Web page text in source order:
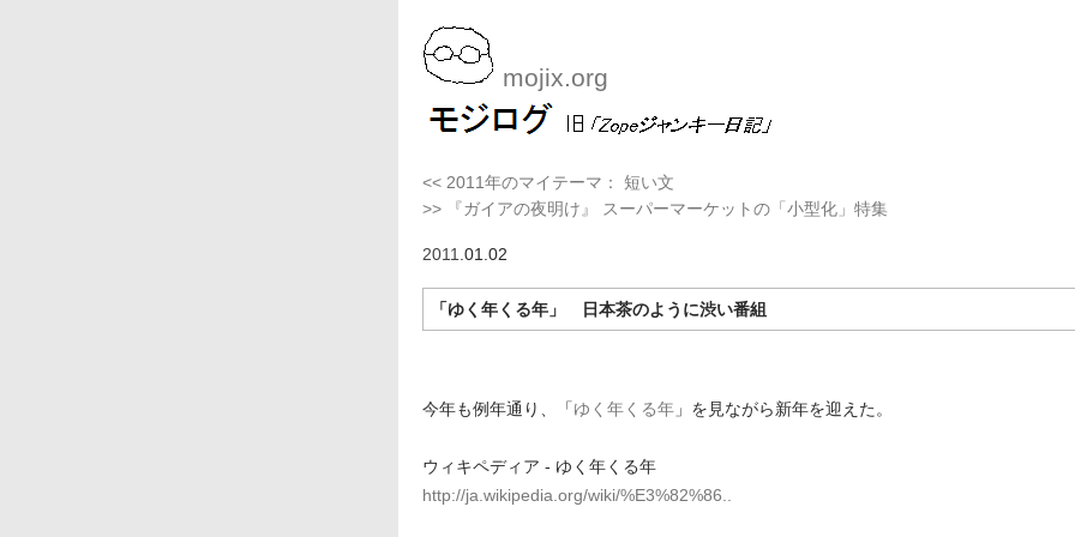
mojix.org
<< 2011年のマイテーマ： 短い文
>> 『ガイアの夜明け』 スーパーマーケットの「小型化」特集
2011 .01.02
「ゆく年くる年」 日本茶のように渋い番組
今年も例年通り、「ゆく年くる年 」を見ながら新年を迎えた。
ウィキペディア - ゆく年くる年
http://ja.wikipedia.org/wiki/%E3%82%86..